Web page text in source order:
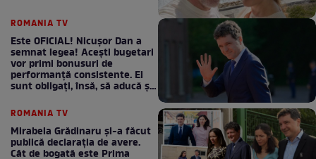
ROMANIA TV
Este OFICIAL! Nicușor Dan a
semnat legea! Acești bugetari
vor primi bonusuri de
performanță consistente. Ei
sunt obligați, însă, să aducă și
ROMANIA TV
Mirabela Grădinaru și-a făcut
publică declarația de avere.
Cât de bogată este Prima